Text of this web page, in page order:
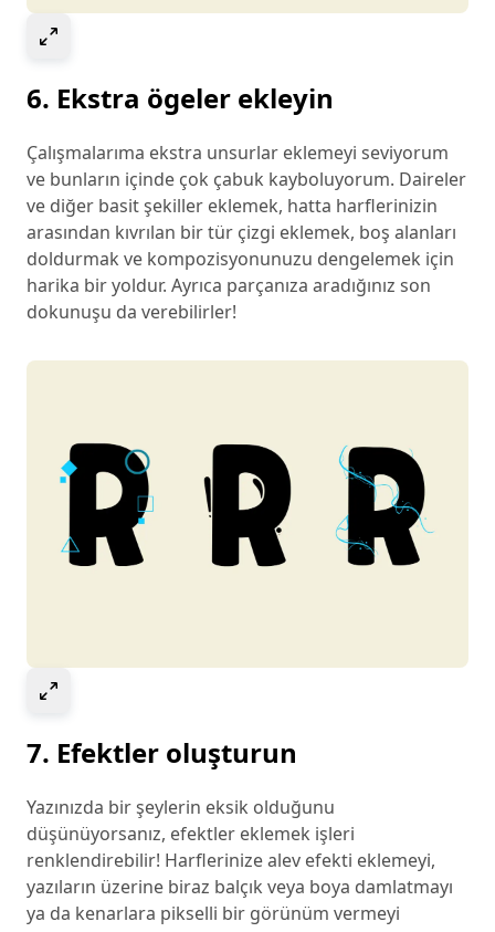
6. Ekstra ögeler ekleyin
Çalışmalarıma ekstra unsurlar eklemeyi seviyorum
ve bunların içinde çok çabuk kayboluyorum. Daireler
ve diğer basit şekiller eklemek, hatta harflerinizin
arasından kıvrılan bir tür çizgi eklemek, boş alanları
doldurmak ve kompozisyonunuzu dengelemek için
harika bir yoldur. Ayrıca parçanıza aradığınız son
dokunuşu da verebilirler!
7. Efektler oluşturun
Yazınızda bir şeylerin eksik olduğunu
düşünüyorsanız, efektler eklemek işleri
renklendirebilir! Harflerinize alev efekti eklemeyi,
yazıların üzerine biraz balçık veya boya damlatmayı
ya da kenarlara pikselli bir görünüm vermeyi